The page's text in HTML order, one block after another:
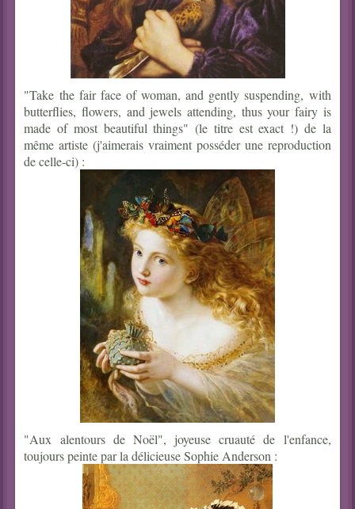
"Take the fair face of woman, and gently suspending, with
butterflies, flowers, and jewels attending, thus your fairy is
made of most beautiful things" (le titre est exact !) de la
même artiste (j'aimerais vraiment posséder une reproduction
de celle-ci) :
"Aux alentours de Noël", joyeuse cruauté de l'enfance,
toujours peinte par la délicieuse Sophie Anderson :